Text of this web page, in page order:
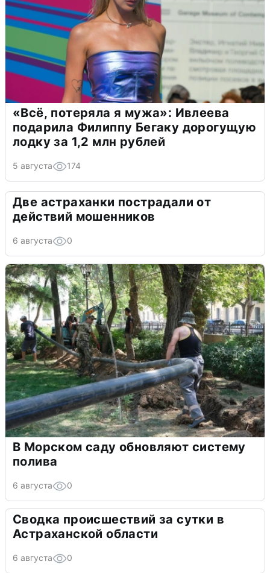
«Всё, потеряла я мужа»: Ивлеева
подарила Филиппу Бегаку дорогущую
лодку за 1,2 млн рублей
5 августа 174
Две астраханки пострадали от
действий мошенников
6 августа 0
В Морском саду обновляют систему
полива
6 августа 0
Сводка происшествий за сутки в
Астраханской области
6 августа 0